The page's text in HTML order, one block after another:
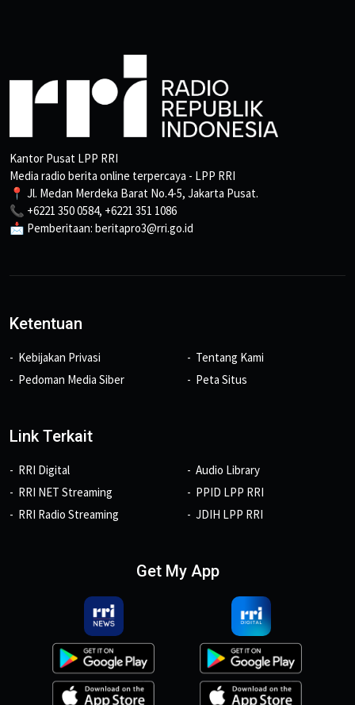
Kantor Pusat LPP RRI
Media radio berita online terpercaya - LPP RRI
📍 Jl. Medan Merdeka Barat No.4-5, Jakarta Pusat.
📞 +6221 350 0584, +6221 351 1086
📩 Pemberitaan: beritapro3@rri.go.id
Ketentuan
Kebijakan Privasi
Pedoman Media Siber
Tentang Kami
Peta Situs
Link Terkait
RRI Digital
RRI NET Streaming
RRI Radio Streaming
Audio Library
PPID LPP RRI
JDIH LPP RRI
Get My App